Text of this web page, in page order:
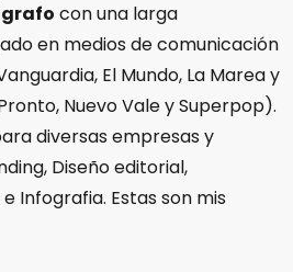
con una larga
en medios de comunicación
El Mundo, La Marea y
Nuevo Vale y Superpop).
diversas empresas y
Diseño editorial,
Infografia. Estas son mis